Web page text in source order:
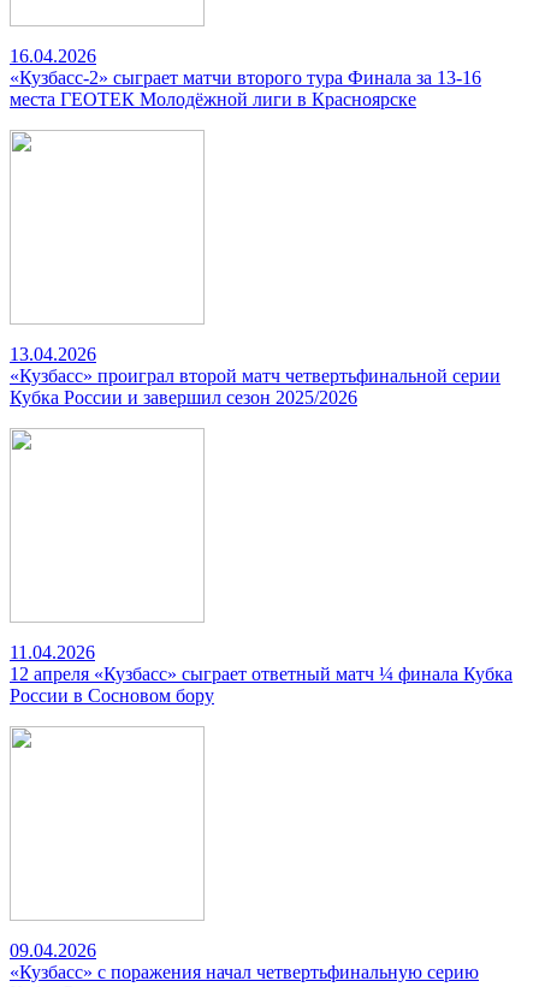
16.04.2026
«Кузбасс-2» сыграет матчи второго тура Финала за 13-16
места ГЕОТЕК Молодёжной лиги в Красноярске
13.04.2026
«Кузбасс» проиграл второй матч четвертьфинальной серии
Кубка России и завершил сезон 2025/2026
11.04.2026
12 апреля «Кузбасс» сыграет ответный матч ¼ финала Кубка
России в Сосновом бору
09.04.2026
«Кузбасс» с поражения начал четвертьфинальную серию